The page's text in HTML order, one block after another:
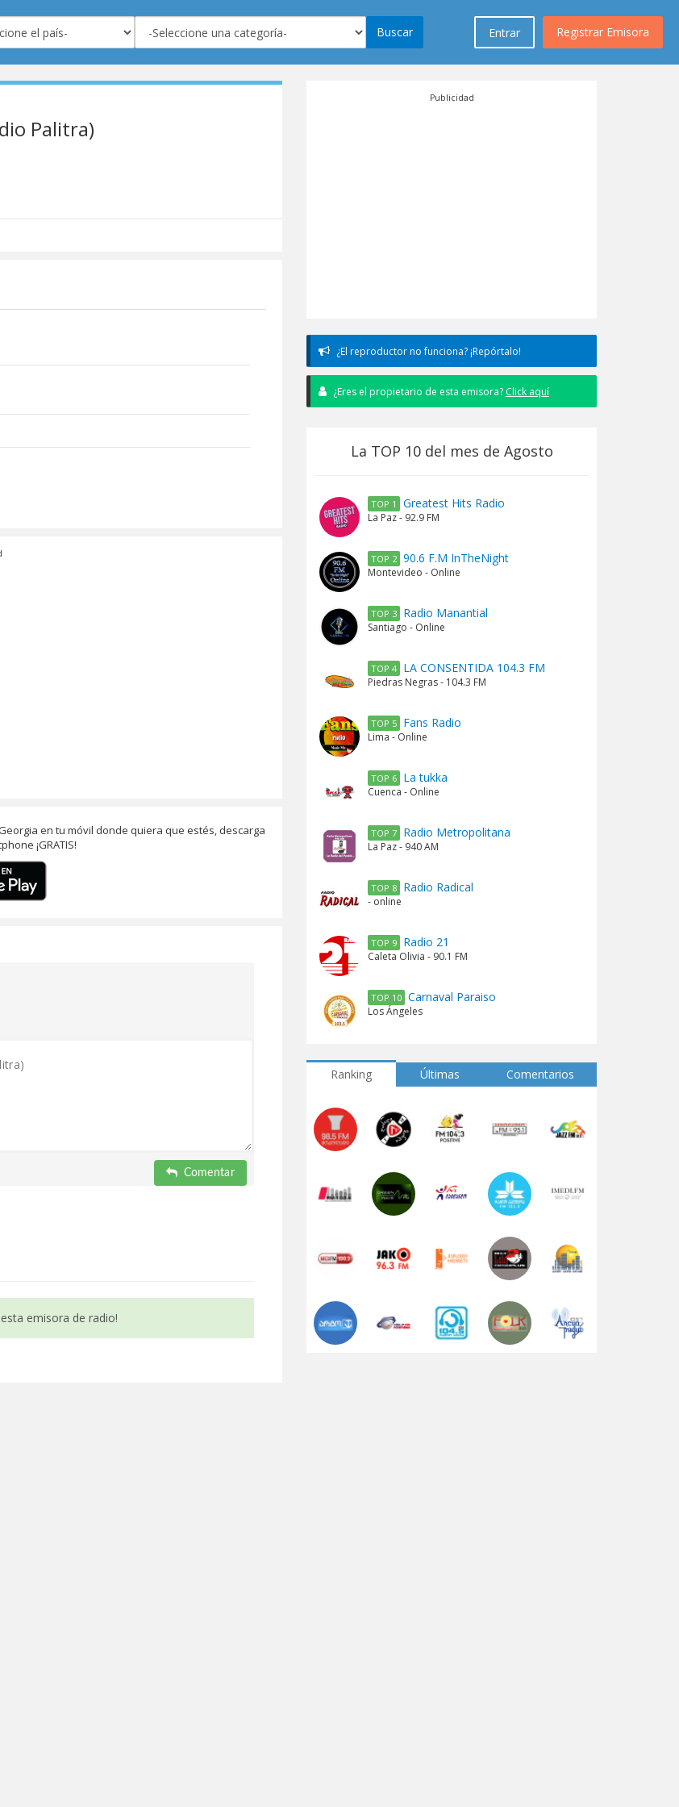
Registrar Emisora
Entrar
Buscar
Palitra)
en tu móvil donde quiera que estés, descarga
¡GRATIS!
Comentar
emisora de radio!
Publicidad
¿El reproductor no funciona? ¡Repórtalo!
¿Eres el propietario de esta emisora? Click aquí
La TOP 10 del mes de Agosto
TOP 1 Greatest Hits Radio
La Paz - 92.9 FM
TOP 2 90.6 F.M InTheNight
Montevideo - Online
TOP 3 Radio Manantial
Santiago - Online
TOP 4 LA CONSENTIDA 104.3 FM
Piedras Negras - 104.3 FM
TOP 5 Fans Radio
Lima - Online
TOP 6 La tukka
Cuenca - Online
TOP 7 Radio Metropolitana
La Paz - 940 AM
TOP 8 Radio Radical
- online
TOP 9 Radio 21
Caleta Olivia - 90.1 FM
TOP 10 Carnaval Paraiso
Los Ángeles
Ranking Últimas Comentarios